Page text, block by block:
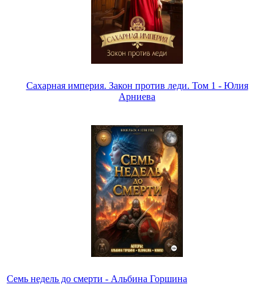
Сахарная империя. Закон против леди. Том 1 - Юлия
Арниева
Семь недель до смерти - Альбина Горшина